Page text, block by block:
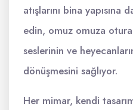
atışlarını bina
edin, omuz omuza
seslerinin ve
dönüşmesini sağlıyor.
Her mimar, kendi